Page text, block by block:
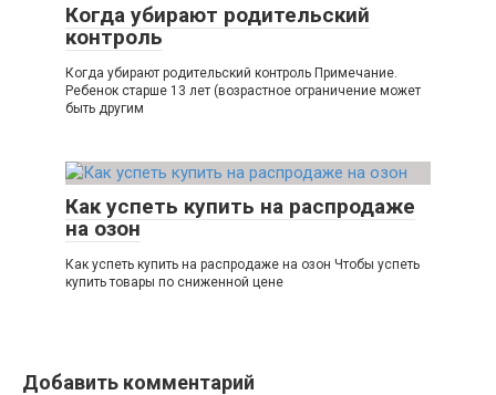
Когда убирают родительский
контроль
Когда убирают родительский контроль Примечание.
Ребенок старше 13 лет (возрастное ограничение может
быть другим
Как успеть купить на распродаже
на озон
Как успеть купить на распродаже на озон Чтобы успеть
купить товары по сниженной цене
Добавить комментарий